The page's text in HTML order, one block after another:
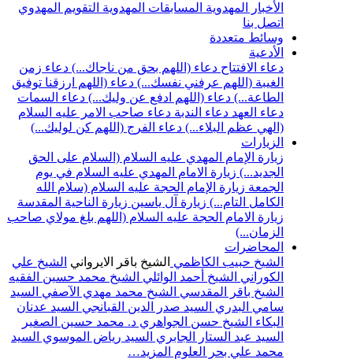
الأخبار المهدوية المسابقات المهدوية التقويم المهدوي
اتصل بنا
وسائط متعددة
الأدعية
دعاء الافتتاح دعاء (اللهم بحق من ناجاك...) دعاء زمن
الغيبة (اللهم عرفني نفسك...) دعاء (اللهم ارزقنا توفيق
الطاعة...) دعاء (اللهم ادفع عن وليك...) دعاء السمات
دعاء العهد دعاء الندبة دعاء صاحب الامر عليه السلام
(الهي عظم البلاء...) دعاء الفرج (اللهم كن لوليك...)
الزيارات
زيارة الإمام المهدي عليه السلام (السلام على الحق
الجديد...) زيارة الامام المهدي عليه السلام في يوم
الجمعة زيارة الإمام الحجة عليه السلام (سلام الله
الكامل التام...) زيارة آل ياسين زيارة الناحية المقدسة
زيارة الامام الحجة عليه السلام (اللهم بلغ مولاي صاحب
الزمان...)
المحاضرات
الشيخ حبيب الكاظمي الشيخ باقر الايرواني الشيخ علي
الكوراني الشيخ أحمد الوائلي الشيخ محمد حسين الفقيه
الشيخ باقر المقدسي الشيخ محمد مهدي الآصفي السيد
سامي البدري السيد صدر الدين القبانجي السيد عدنان
البكاء الشيخ حسن الجواهري د. محمد حسين الصغير
السيد عبد الستار الجابري السيد رياض الموسوي السيد
محمد علي بحر العلوم المزيد…